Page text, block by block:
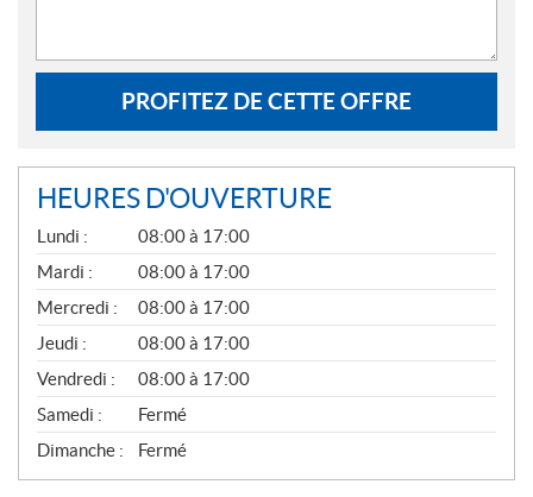
PROFITEZ DE CETTE OFFRE
HEURES D'OUVERTURE
G
É
N
É
R
A
L
Lundi :
08:00 à 17:00
Mardi :
08:00 à 17:00
Mercredi :
08:00 à 17:00
Jeudi :
08:00 à 17:00
Vendredi :
08:00 à 17:00
Samedi :
Fermé
Dimanche :
Fermé